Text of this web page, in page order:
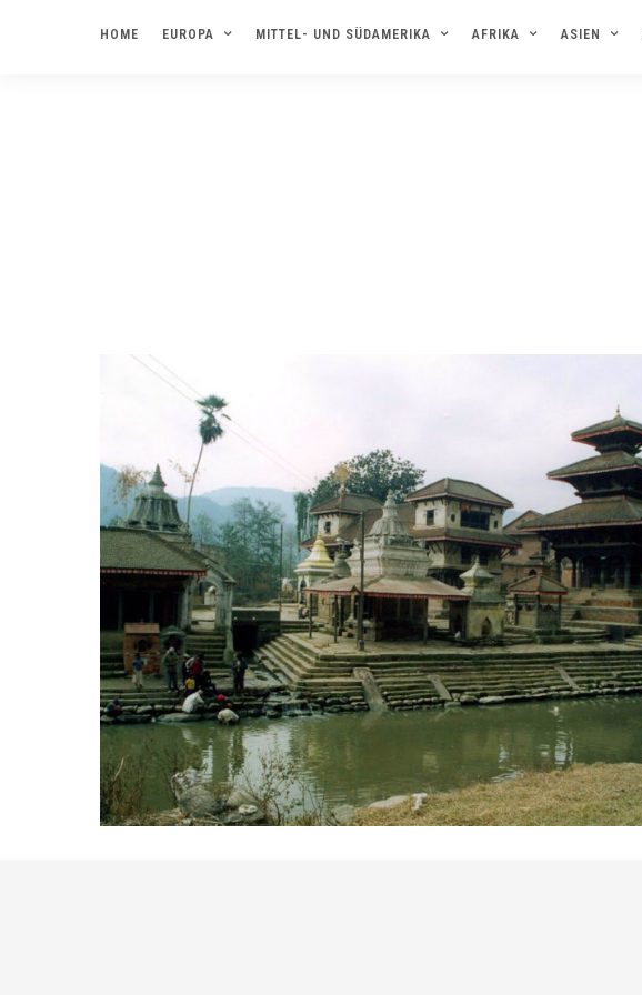
HOME EUROPA MITTEL- UND SÜDAMERIKA AFRIKA ASIEN